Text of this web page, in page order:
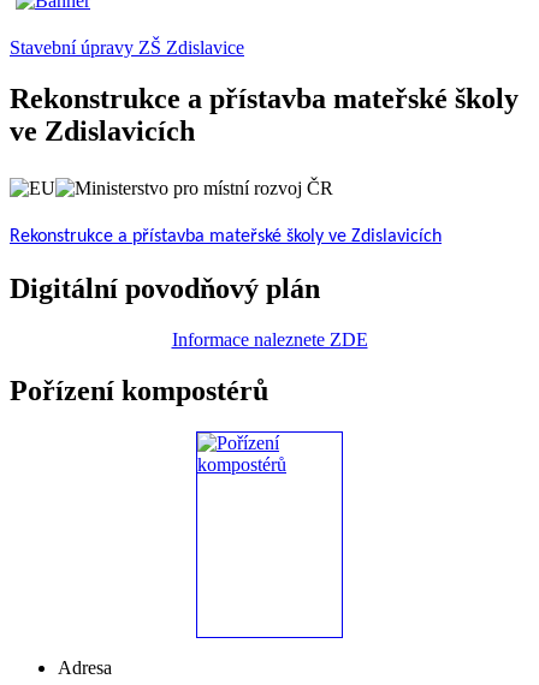
Stavební úpravy ZŠ Zdislavice
Rekonstrukce a přístavba mateřské školy
ve Zdislavicích
Rekonstrukce a přístavba mateřské školy ve Zdislavicích
Digitální povodňový plán
Informace naleznete ZDE
Pořízení kompostérů
Adresa